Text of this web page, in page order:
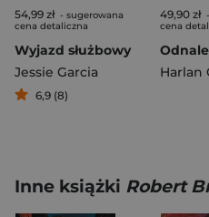
54,99 zł - sugerowana
cena detaliczna
Wyjazd służbowy
Jessie Garcia
6,9 (8)
49,90 zł
cena
Harlan
Inne książki Robert